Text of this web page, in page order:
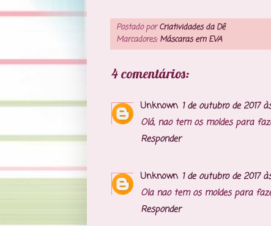
Postado porCriatividades da Dê
Marcadores: Máscaras em EVA
4 comentários:
Unknown 1 de outubro de 2017
Olá, nao tem os moldes para
Responder
Unknown 1 de outubro de 2017
Ola nao tem os moldes para
Responder